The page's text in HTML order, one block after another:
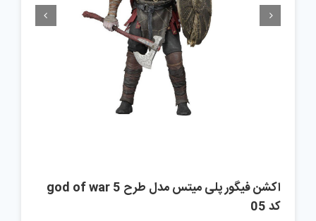
 
اکشن فیگور پلی میتس مدل طرح god of war 5
کد 05